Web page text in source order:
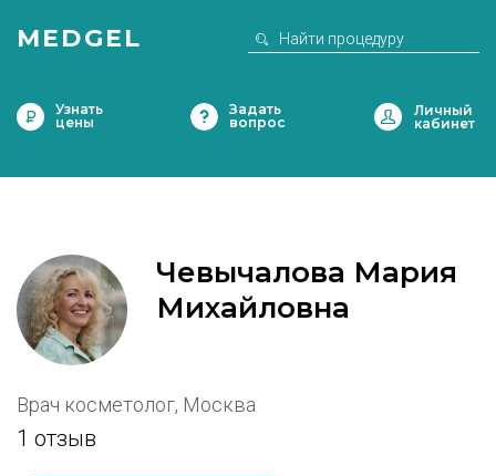
MEDGEL
Узнать
цены
Задать
вопрос
Чевычалова Мария
Михайловна
Врач косметолог, Москва
1 отзыв